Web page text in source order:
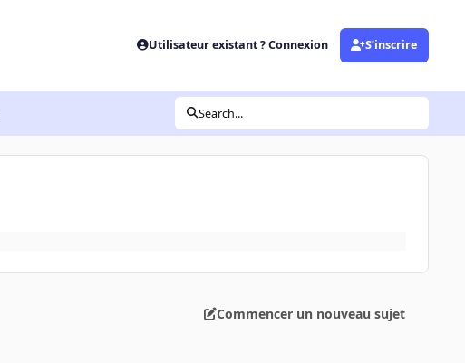
Utilisateur existant ? Connexion S’inscrire
Search...
Commencer un nouveau sujet